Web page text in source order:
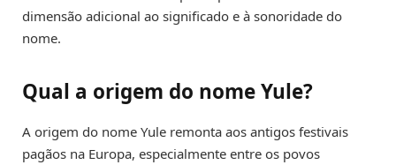
dimensão adicional ao significado e à sonoridade do
nome.
Qual a origem do nome Yule?
A origem do nome Yule remonta aos antigos festivais
pagãos na Europa, especialmente entre os povos